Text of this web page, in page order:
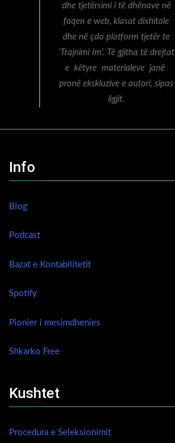
dhe tjetërsimi i të dhënave në
faqen e web, klasat dixhitale
dhe në çdo platform tjetër te
‘Trajnimi Im’. Të gjitha të drejtat
e këtyre materialeve janë
pronë ekskluzive e autori, sipas
ligjit.
Info
Blog
Podcast
Bazat e Kontabilitetit
Spotify
Pionier i mesimdhenies
Shkarko Free
Kushtet
Procedura e Seleksionimit